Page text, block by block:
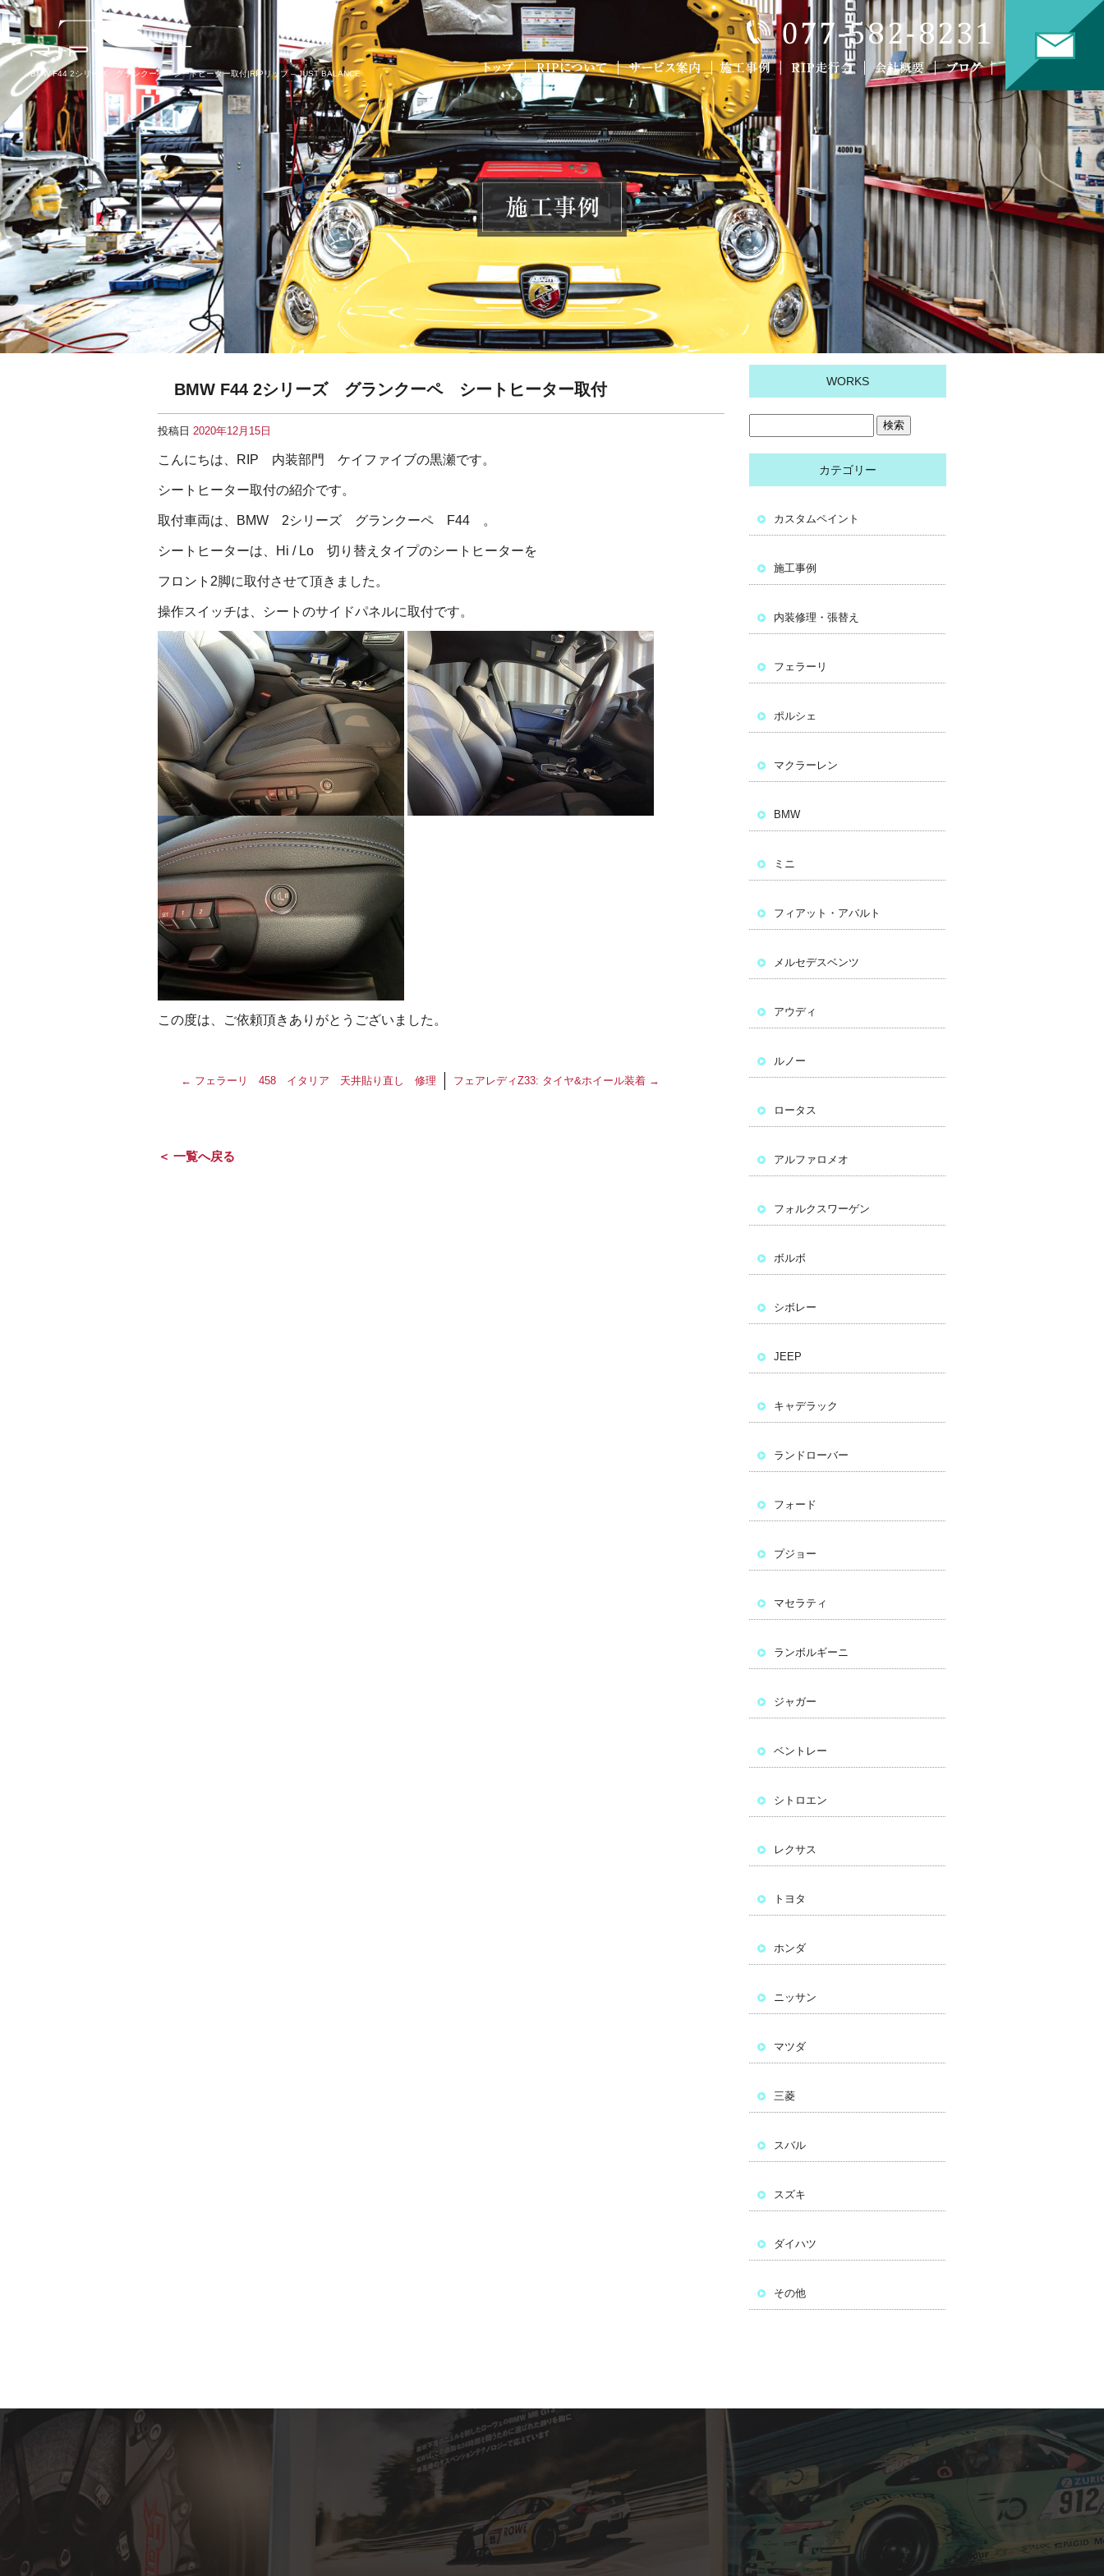
BMW F44 2シリーズ グランクーペ シートヒーター取付|RIPリップ – JUST BALANCE
BMW F44 2シリーズ グランクーペ シートヒーター取付
投稿日 2020年12月15日
こんにちは、RIP 内装部門 ケイファイブの黒瀬です。
シートヒーター取付の紹介です。
取付車両は、BMW 2シリーズ グランクーペ F44 。
シートヒーターは、Hi / Lo 切り替えタイプのシートヒーターを
フロント2脚に取付させて頂きました。
操作スイッチは、シートのサイドパネルに取付です。
この度は、ご依頼頂きありがとうございました。
← フェラーリ 458 イタリア 天井貼り直し 修理 フェアレディZ33: タイヤ&ホイール装着 →
＜ 一覧へ戻る
WORKS
カテゴリー
カスタムペイント
施工事例
内装修理・張替え
フェラーリ
ポルシェ
マクラーレン
BMW
ミニ
フィアット・アバルト
メルセデスベンツ
アウディ
ルノー
ロータス
アルファロメオ
フォルクスワーゲン
ボルボ
シボレー
JEEP
キャデラック
ランドローバー
フォード
プジョー
マセラティ
ランボルギーニ
ジャガー
ベントレー
シトロエン
レクサス
トヨタ
ホンダ
ニッサン
マツダ
三菱
スバル
スズキ
ダイハツ
その他